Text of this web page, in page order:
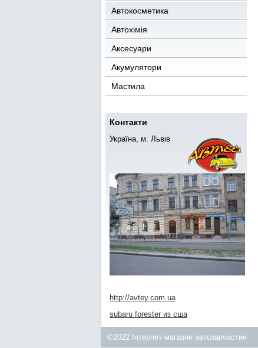
Автокосметика
Автохімія
Аксесуари
Акумулятори
Мастила
Контакти
Україна, м. Львів
http://avtey.com.ua
subaru forester из сша
©2022 Інтернет-магазин автозапчастин